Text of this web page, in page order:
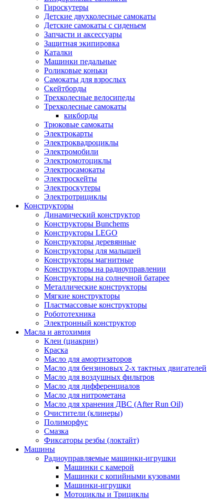
Гироскутеры
Детские двухколесные самокаты
Детские самокаты с сиденьем
Запчасти и аксессуары
Защитная экипировка
Каталки
Машинки педальные
Роликовые коньки
Самокаты для взрослых
Скейтборды
Трехколесные велосипеды
Трехколесные самокаты
кикборды
Трюковые самокаты
Электрокарты
Электроквадроциклы
Электромобили
Электромотоциклы
Электросамокаты
Электроскейты
Электроскутеры
Электротрициклы
Конструкторы
Динамический конструктор
Конструкторы Bunchems
Конструкторы LEGO
Конструкторы деревянные
Конструкторы для малышей
Конструкторы магнитные
Конструкторы на радиоуправлении
Конструкторы на солнечной батарее
Металлические конструкторы
Мягкие конструкторы
Пластмассовые конструкторы
Робототехника
Электронный конструктор
Масла и автохимия
Клеи (циакрин)
Краска
Масло для амортизаторов
Масло для бензиновых 2-х тактных двигателей
Масло для воздушных фильтров
Масло для дифференциалов
Масло для нитрометана
Масло для хранения ДВС (After Run Oil)
Очистители (клинеры)
Полиморфус
Смазка
Фиксаторы резбы (локтайт)
Машины
Радиоуправляемые машинки-игрушки
Машинки с камерой
Машинки с копийными кузовами
Машинки-игрушки
Мотоциклы и Трициклы